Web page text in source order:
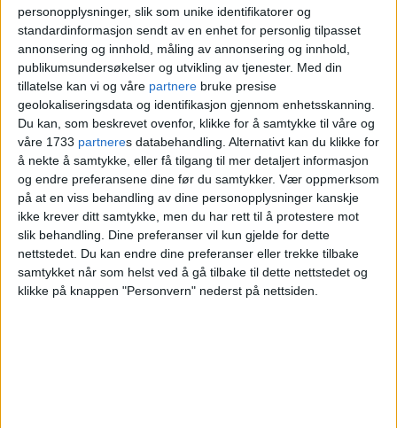
personopplysninger, slik som unike identifikatorer og
standardinformasjon sendt av en enhet for personlig tilpasset
annonsering og innhold, måling av annonsering og innhold,
publikumsundersøkelser og utvikling av tjenester. Med din
tillatelse kan vi og våre partnere bruke presise
geolokaliseringsdata og identifikasjon gjennom enhetsskanning.
Du kan, som beskrevet ovenfor, klikke for å samtykke til våre og
våre 1733 partneres databehandling. Alternativt kan du klikke for
å nekte å samtykke, eller få tilgang til mer detaljert informasjon
og endre preferansene dine før du samtykker. Vær oppmerksom
på at en viss behandling av dine personopplysninger kanskje
ikke krever ditt samtykke, men du har rett til å protestere mot
slik behandling. Dine preferanser vil kun gjelde for dette
nettstedet. Du kan endre dine preferanser eller trekke tilbake
samtykket når som helst ved å gå tilbake til dette nettstedet og
klikke på knappen "Personvern" nederst på nettsiden.
stengning av skolen, gir Lajord-Stilén
beskjed om.
Les også:Flest barn holdt hjemme fra
skole-gjenåpning på østkanten. På
vestkanten møtte over 95 prosent av
elevene opp
Krever å bli lyttet til